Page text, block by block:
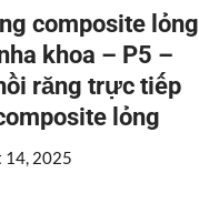
composite lỏng
khoa – P5 –
răng trực tiếp
lỏng
14, 2025